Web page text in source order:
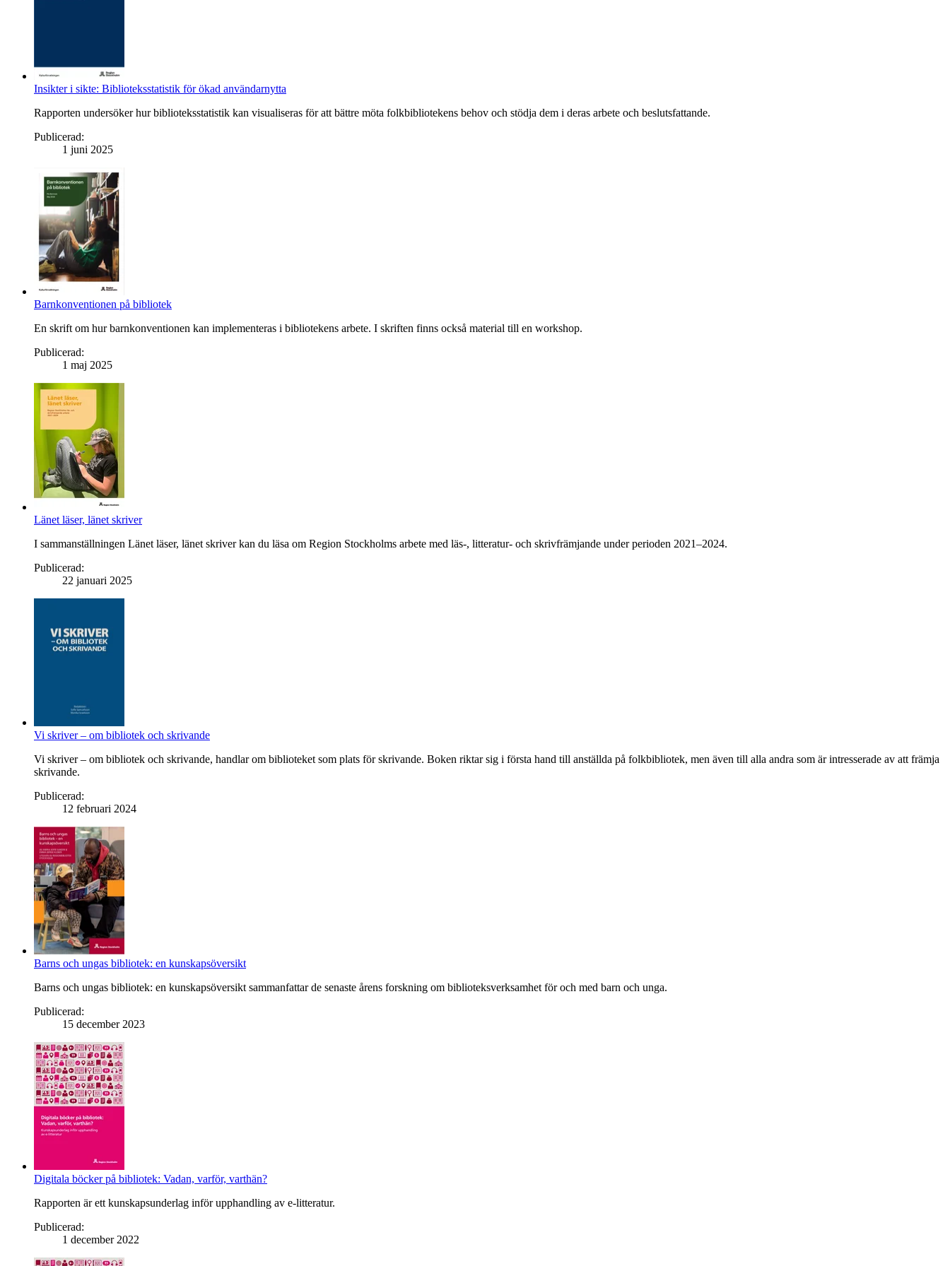
Insikter i sikte: Biblioteksstatistik för ökad användarnytta
Rapporten undersöker hur biblioteksstatistik kan visualiseras för att bättre möta folkbibliotekens behov och stödja dem i deras arbete och beslutsfattande.
Publicerad:
1 juni 2025
Barnkonventionen på bibliotek
En skrift om hur barnkonventionen kan implementeras i bibliotekens arbete. I skriften finns också material till en workshop.
Publicerad:
1 maj 2025
Länet läser, länet skriver
I sammanställningen Länet läser, länet skriver kan du läsa om Region Stockholms arbete med läs-, litteratur- och skrivfrämjande under perioden 2021–2024.
Publicerad:
22 januari 2025
Vi skriver – om bibliotek och skrivande
Vi skriver – om bibliotek och skrivande, handlar om biblioteket som plats för skrivande. Boken riktar sig i första hand till anställda på folkbibliotek, men även till alla andra som är intresserade av att främja
skrivande.
Publicerad:
12 februari 2024
Barns och ungas bibliotek: en kunskapsöversikt
Barns och ungas bibliotek: en kunskapsöversikt sammanfattar de senaste årens forskning om biblioteksverksamhet för och med barn och unga.
Publicerad:
15 december 2023
Digitala böcker på bibliotek: Vadan, varför, varthän?
Rapporten är ett kunskapsunderlag inför upphandling av e-litteratur.
Publicerad:
1 december 2022